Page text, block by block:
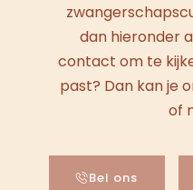
dan hieronder
contact om te
past? Dan kan je
of
Bel ons